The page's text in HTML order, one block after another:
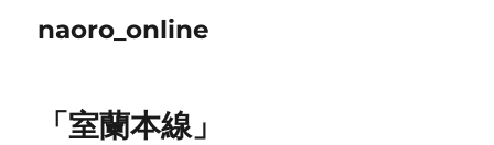
naoro_online
「室蘭本線」